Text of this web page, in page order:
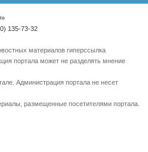
135-73-32
материалов гиперссылка
портала может не разделять мнение
Администрация портала не несет
размещенные посетителями портала.